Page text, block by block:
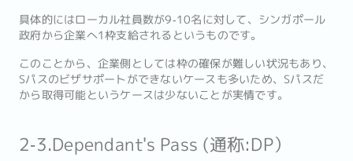
具体的にはローカル社員数が9‐10名に対して、シンガポール
政府から企業へ1枠支給されるというものです。
このことから、企業側としては枠の確保が難しい状況もあり、
Sパスのビザサポートができないケースも多いため、Sパスだ
から取得可能というケースは少ないことが実情です。
2‐3.Dependant's Pass (通称:DP）